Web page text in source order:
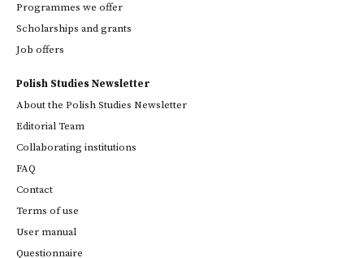
Programmes we offer
Scholarships and grants
Job offers
Polish Studies Newsletter
About the Polish Studies Newsletter
Editorial Team
Collaborating institutions
FAQ
Contact
Terms of use
User manual
Questionnaire